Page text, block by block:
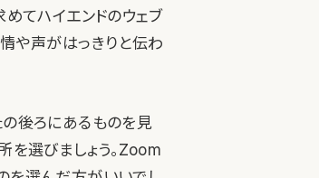
てハイエンドのウェブ
や声がはっきりと伝わ
後ろにあるものを見
を選びましょう。Zoom